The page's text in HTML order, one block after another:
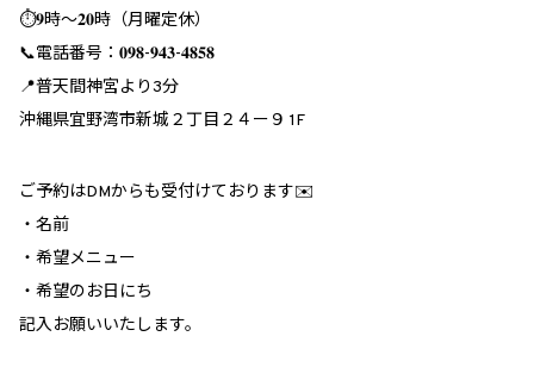
⏱𝟗時～𝟐𝟎時（月曜定休）
📞電話番号：𝟎𝟗𝟖-𝟗𝟒𝟑-𝟒𝟖𝟓𝟖
📍普天間神宮より3分
沖縄県宜野湾市新城２丁目２４ー９ 1F
ご予約はDMからも受付けております✉️
・名前
・希望メニュー
・希望のお日にち
記入お願いいたします。